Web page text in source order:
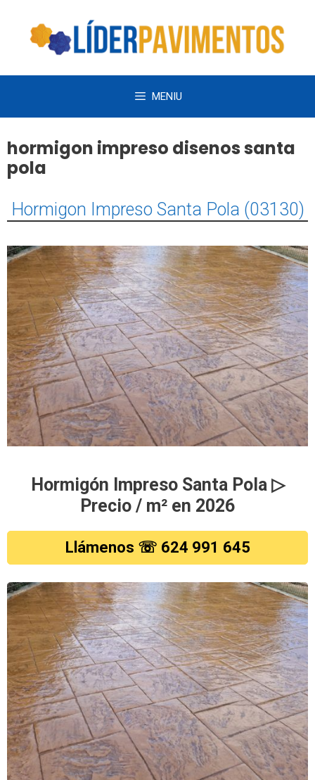
contenido
MENIU
hormigon impreso disenos santa
pola
Hormigon Impreso Santa Pola (03130)
Hormigón Impreso Santa Pola ▷
Precio / m² en 2026
Llámenos ☏ 624 991 645